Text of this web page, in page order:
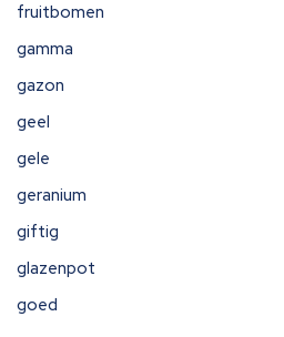
fruitbomen
gamma
gazon
geel
gele
geranium
giftig
glazenpot
goed